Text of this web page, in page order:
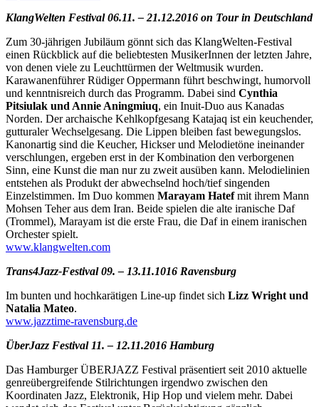
KlangWelten Festival 06.11. – 21.12.2016 on Tour in Deutschland
Zum 30-jährigen Jubiläum gönnt sich das KlangWelten-Festival
einen Rückblick auf die beliebtesten MusikerInnen der letzten Jahre,
von denen viele zu Leuchttürmen der Weltmusik wurden.
Karawanenführer Rüdiger Oppermann führt beschwingt, humorvoll
und kenntnisreich durch das Programm. Dabei sind Cynthia
Pitsiulak und Annie Aningmiuq, ein Inuit-Duo aus Kanadas
Norden. Der archaische Kehlkopfgesang Katajaq ist ein keuchender,
gutturaler Wechselgesang. Die Lippen bleiben fast bewegungslos.
Kanonartig sind die Keucher, Hickser und Melodietöne ineinander
verschlungen, ergeben erst in der Kombination den verborgenen
Sinn, eine Kunst die man nur zu zweit ausüben kann. Melodielinien
entstehen als Produkt der abwechselnd hoch/tief singenden
Einzelstimmen. Im Duo kommen Marayam Hatefmit ihrem Mann
Mohsen Teher aus dem Iran. Beide spielen die alte iranische Daf
(Trommel), Marayam ist die erste Frau, die Daf in einem iranischen
Orchester spielt.
www.klangwelten.com
Trans4Jazz-Festival 09. – 13.11.1016 Ravensburg
Im bunten und hochkarätigen Line-up findet sich Lizz Wright und
Natalia Mateo.
www.jazztime-ravensburg.de
ÜberJazz Festival 11. – 12.11.2016 Hamburg
Das Hamburger ÜBERJAZZ Festival präsentiert seit 2010 aktuelle
genreübergreifende Stilrichtungen irgendwo zwischen den
Koordinaten Jazz, Elektronik, Hip Hop und vielem mehr. Dabei